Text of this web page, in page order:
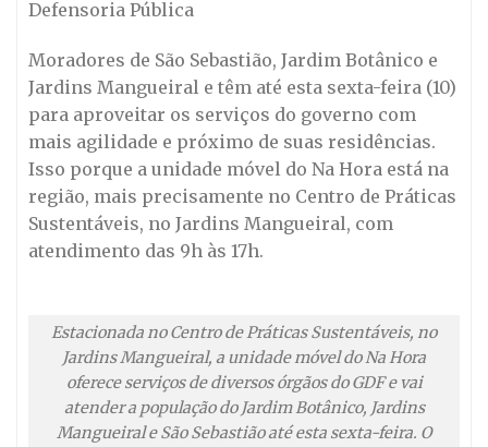
Defensoria Pública
Moradores de São Sebastião, Jardim Botânico e
Jardins Mangueiral e têm até esta sexta-feira (10)
para aproveitar os serviços do governo com
mais agilidade e próximo de suas residências.
Isso porque a unidade móvel do Na Hora está na
região, mais precisamente no Centro de Práticas
Sustentáveis, no Jardins Mangueiral, com
atendimento das 9h às 17h.
Estacionada no Centro de Práticas Sustentáveis, no
Jardins Mangueiral, a unidade móvel do Na Hora
oferece serviços de diversos órgãos do GDF e vai
atender a população do Jardim Botânico, Jardins
Mangueiral e São Sebastião até esta sexta-feira. O